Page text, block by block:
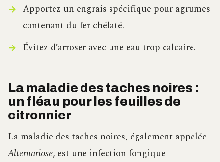
Apportez un engrais spécifique pour agrumes
contenant du fer chélaté.
Évitez d’arroser avec une eau trop calcaire.
La maladie des taches noires :
un fléau pour les feuilles de
citronnier
La maladie des taches noires, également appelée
Alternariose, est une infection fongique